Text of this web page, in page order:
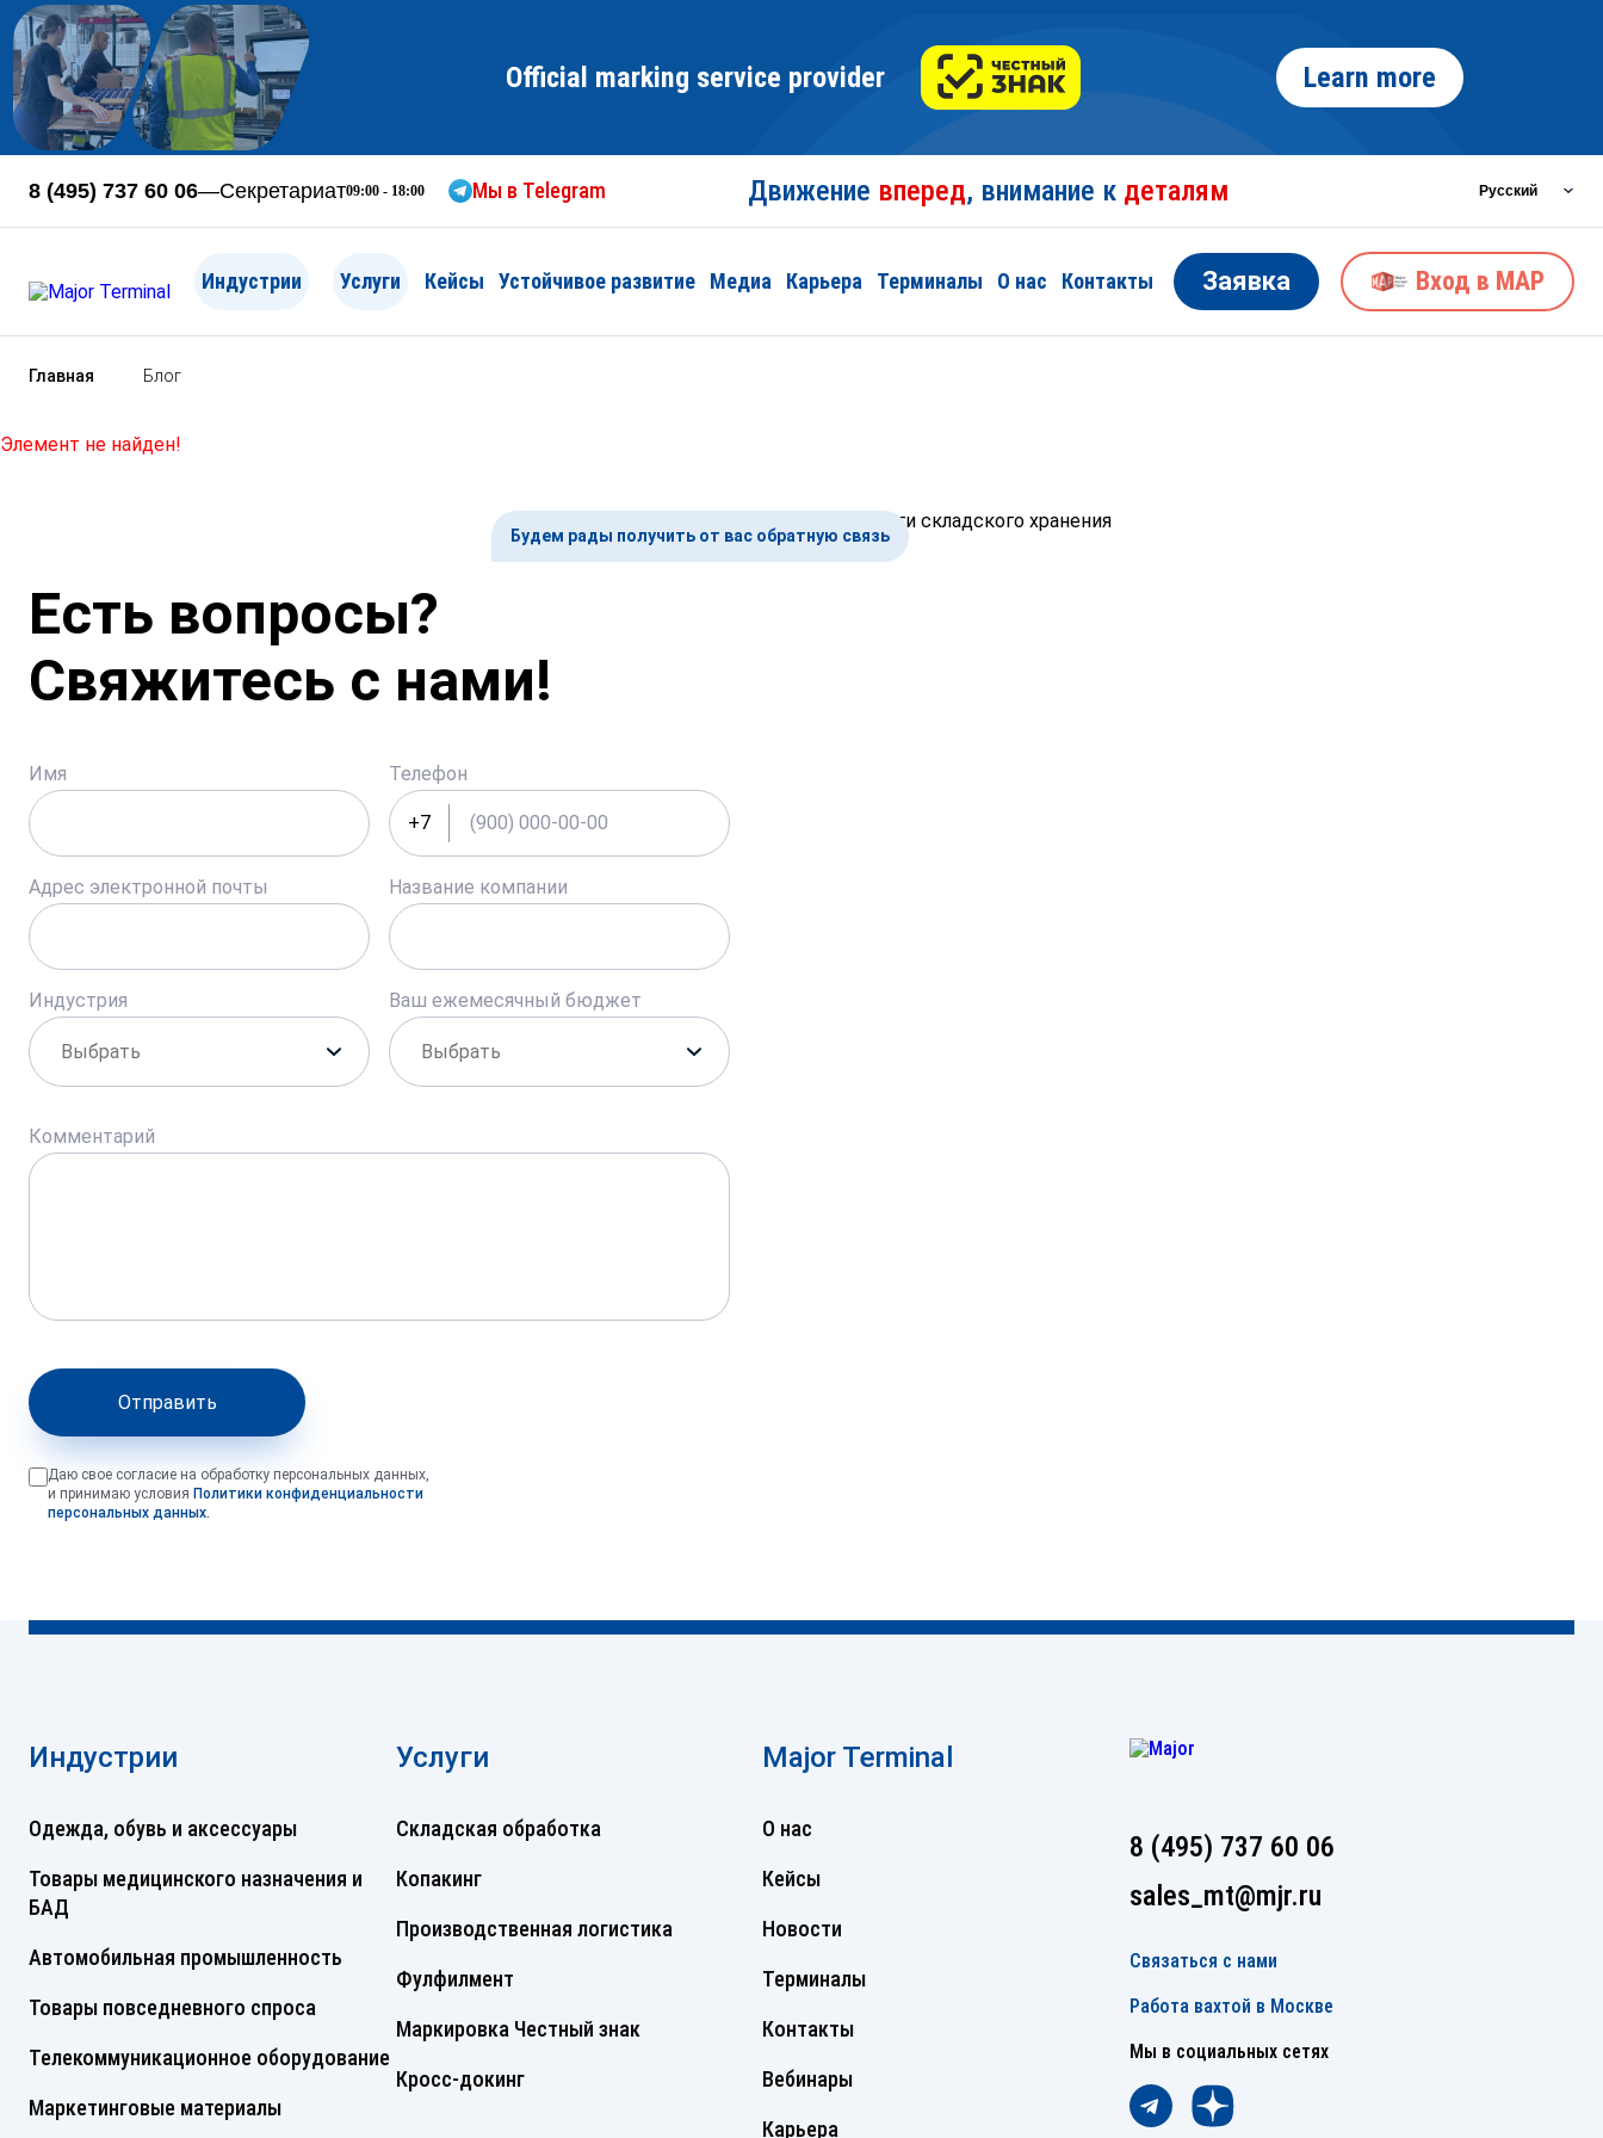
Official marking service provider Learn more
8 (495) 737 60 06—Секретариат09:00 - 18:00 Мы в Telegram Движение вперед, внимание к деталям
Индустрии Услуги Кейсы Устойчивое развитие Медиа Карьера Терминалы О нас Контакты Заявка Вход в MAP
Главная Блог
Элемент не найден!
Будем рады получитьот вас обратную связь
Есть вопросы?
Свяжитесь с нами!
Имя Телефон
+7
Адрес электронной почты Название компании
Индустрия Ваш ежемесячный бюджет
Комментарий
Отправить
Даю свое согласие на обработку персональных данных,
и принимаю условия Политики конфиденциальности
персональных данных.
Индустрии
Одежда, обувь и аксессуары
Товары медицинского назначения и
БАД
Автомобильная промышленность
Товары повседневного спроса
Телекоммуникационное оборудование
Маркетинговые материалы
Услуги
Складская обработка
Копакинг
Производственная логистика
Фулфилмент
Маркировка Честный знак
Кросс-докинг
Major Terminal
О нас
Кейсы
Новости
Терминалы
Контакты
Вебинары
Карьера
8 (495) 737 60 06
sales_mt@mjr.ru
Связаться с нами
Работа вахтой в Москве
Мы в социальных сетях